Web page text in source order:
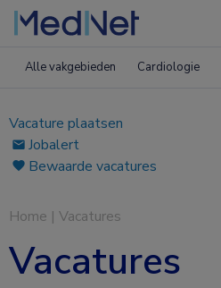
Alle vakgebieden Cardiologie
Vacature plaatsen
Jobalert
Bewaarde vacatures
Home | Vacatures
Vacatures